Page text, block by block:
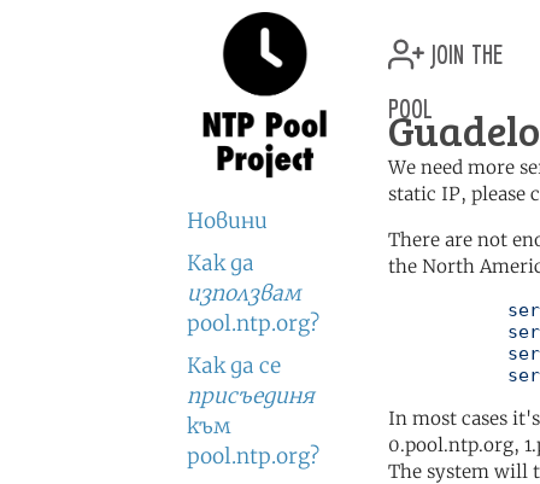
Новини
Как да
използвам
pool.ntp.org?
Как да се
присъединя
към
pool.ntp.org?
join the
pool
We need more
static IP, please
There are not
the North
In most cases
0.pool.ntp.org,
The system will